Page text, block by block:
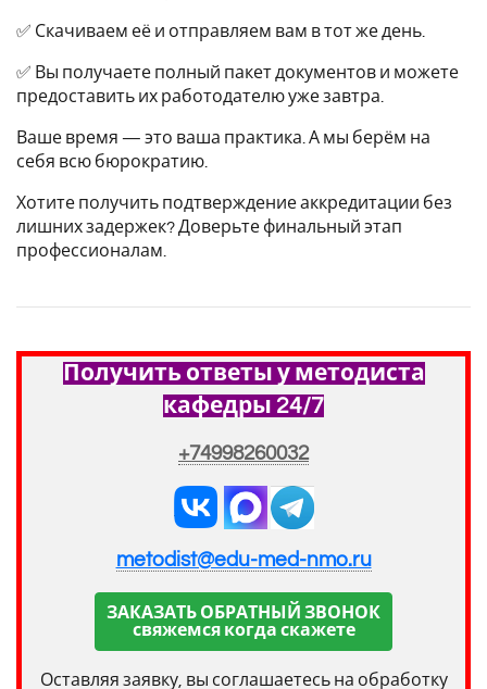
✅ Скачиваем её и отправляем вам в тот же день.
✅ Вы получаете полный пакет документов и можете
предоставить их работодателю уже завтра.
Ваше время — это ваша практика. А мы берём на
себя всю бюрократию.
Хотите получить подтверждение аккредитации без
лишних задержек? Доверьте финальный этап
профессионалам.
Получить ответы у методиста
кафедры 24/7
+74998260032
metodist@edu-med-nmo.ru
ЗАКАЗАТЬ ОБРАТНЫЙ ЗВОНОК
свяжемся когда скажете
Оставляя заявку, вы соглашаетесь на обработку